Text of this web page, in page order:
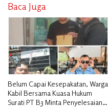
Baca Juga
Belum Capai Kesepakatan, Warga
Kabil Bersama Kuasa Hukum
Surati PT B3 Minta Penyelesaian